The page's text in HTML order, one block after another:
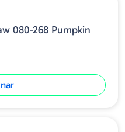
080-268 Pumpkin